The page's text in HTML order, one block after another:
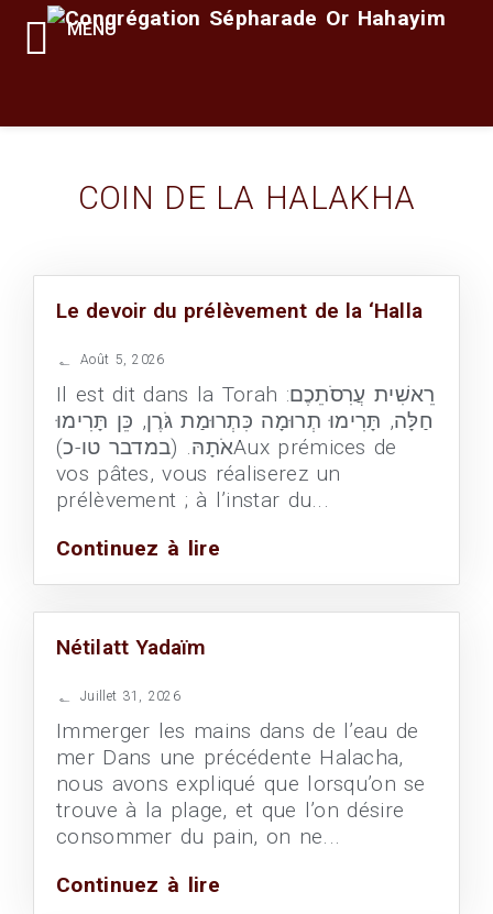
COIN DE LA HALAKHA
Le devoir du prélèvement de la ‘Halla
Août 5, 2026
Il est dit dans la Torah :רֵאשִׁית עֲרִסֹתֵכֶם
חַלָּה, תָּרִימוּ תְרוּמָה כִּתְרוּמַת גֹּרֶן, כֵּן תָּרִימוּ
אֹתָהּ. (במדבר טו-כ)Aux prémices de
vos pâtes, vous réaliserez un
prélèvement ; à l’instar du...
Continuez à lire
Nétilatt Yadaïm
Juillet 31, 2026
Immerger les mains dans de l’eau de
mer Dans une précédente Halacha,
nous avons expliqué que lorsqu’on se
trouve à la plage, et que l’on désire
consommer du pain, on ne...
Continuez à lire
MENU